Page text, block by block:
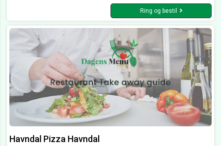
Ring og bestil
Havndal Pizza Havndal